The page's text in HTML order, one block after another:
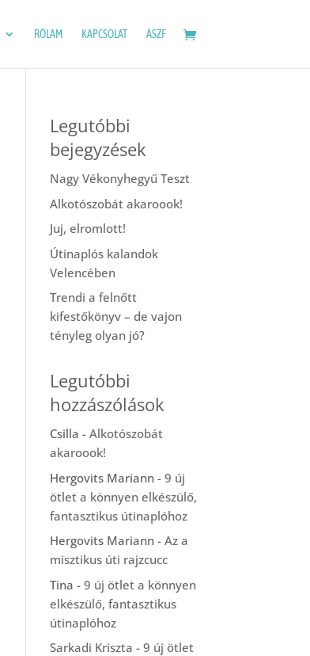
RÓLAM KAPCSOLAT ÁSZF
Legutóbbi
bejegyzések
Nagy Vékonyhegyű Teszt
Alkotószobát akaroook!
Juj, elromlott!
Útinaplós kalandok
Velencében
Trendi a felnőtt
kifestőkönyv – de vajon
tényleg olyan jó?
Legutóbbi
hozzászólások
Csilla -Alkotószobát
akaroook!
Hergovits Mariann -9 új
ötlet a könnyen elkészülő,
fantasztikus útinaplóhoz
Hergovits Mariann -Az a
misztikus úti rajzcucc
Tina -9 új ötlet a könnyen
elkészülő, fantasztikus
útinaplóhoz
Sarkadi Kriszta -9 új ötlet